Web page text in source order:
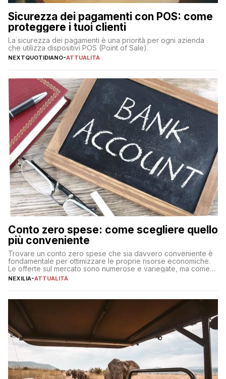
Sicurezza dei pagamenti con POS: come
proteggere i tuoi clienti
La sicurezza dei pagamenti è una priorità per ogni azienda
che utilizza dispositivi POS (Point of Sale).
NEXTQUOTIDIANO-ATTUALITÀ
Conto zero spese: come scegliere quello
più conveniente
Trovare un conto zero spese che sia davvero conveniente è
fondamentale per ottimizzare le proprie risorse economiche.
Le offerte sul mercato sono numerose e variegate, ma come
individuare quella più adatta alle proprie esigenze senza
sul […]
NEXILIA-ATTUALITÀ